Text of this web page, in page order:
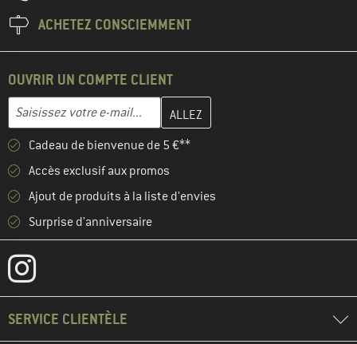
ACHETEZ CONSCIEMMENT
OUVRIR UN COMPTE CLIENT
Adresse e-mail
Entrez votre adresse e-mail ici et créez votre compte client à la
Cadeau de bienvenue de 5 €**
Accès exclusif aux promos
Ajout de produits à la liste d'envies
Surprise d'anniversaire
SERVICE CLIENTÈLE